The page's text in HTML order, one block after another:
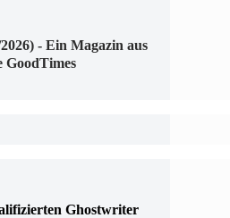
- Ein Magazin aus
GoodTimes
Ghostwriter